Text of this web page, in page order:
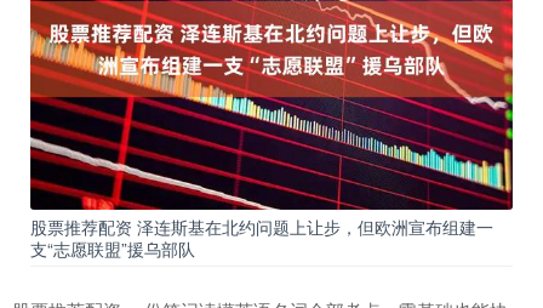
股票推荐配资 泽连斯基在北约问题上让步，但欧洲宣布组建一
支“志愿联盟”援乌部队